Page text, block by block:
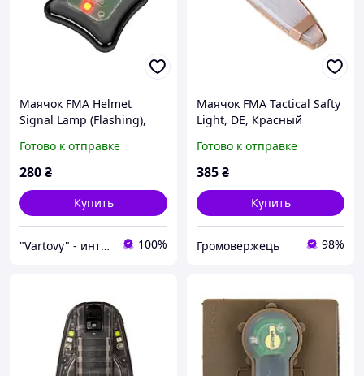
Маячок FMA Helmet
Signal Lamp (Flashing),
Готово к отправке
280₴
Купить
"Vartovy" - интернет-магазин 100%
Маячок FMA Tactical Safty
Light, DE, Красный
Готово к отправке
385₴
Купить
Громовержець 98%